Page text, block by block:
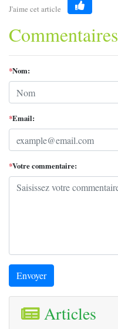
J'aime cet article
Like
Commentaires
*Nom:
*Email:
*Votre commentaire:
Envoyer
Articles